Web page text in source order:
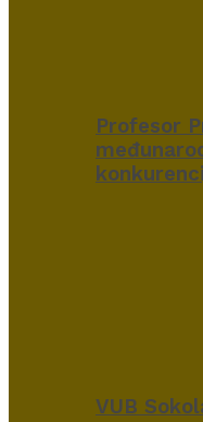
Profesor
VUB